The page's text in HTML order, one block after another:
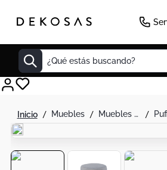
¿Qué estás buscando?
muebles muebles de sala
Decoracion